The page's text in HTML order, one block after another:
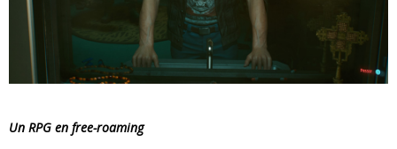
Un RPG en free-roaming